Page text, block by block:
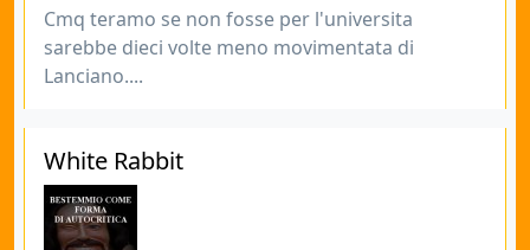
Cmq teramo se non fosse per l'universita
sarebbe dieci volte meno movimentata di
Lanciano....
White Rabbit